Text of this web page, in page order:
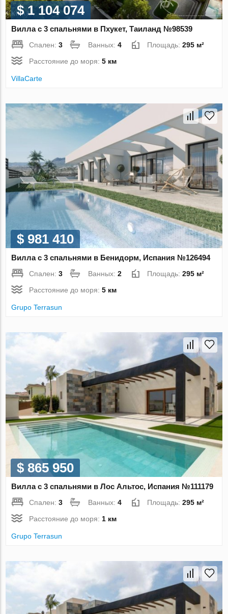
$ 1 104 074
Вилла с 3 спальнями в Пхукет, Таиланд №98539
Спален:3 Ванных:4 Площадь:295 м²
Расстояние до моря:5 км
VillaСarte
$ 981 410
Вилла с 3 спальнями в Бенидорм, Испания №126494
Спален:3 Ванных:2 Площадь:295 м²
Расстояние до моря:5 км
Grupo Terrasun
$ 865 950
Вилла с 3 спальнями в Лос Альтос, Испания №111179
Спален:3 Ванных:4 Площадь:295 м²
Расстояние до моря: 1 км
Grupo Terrasun